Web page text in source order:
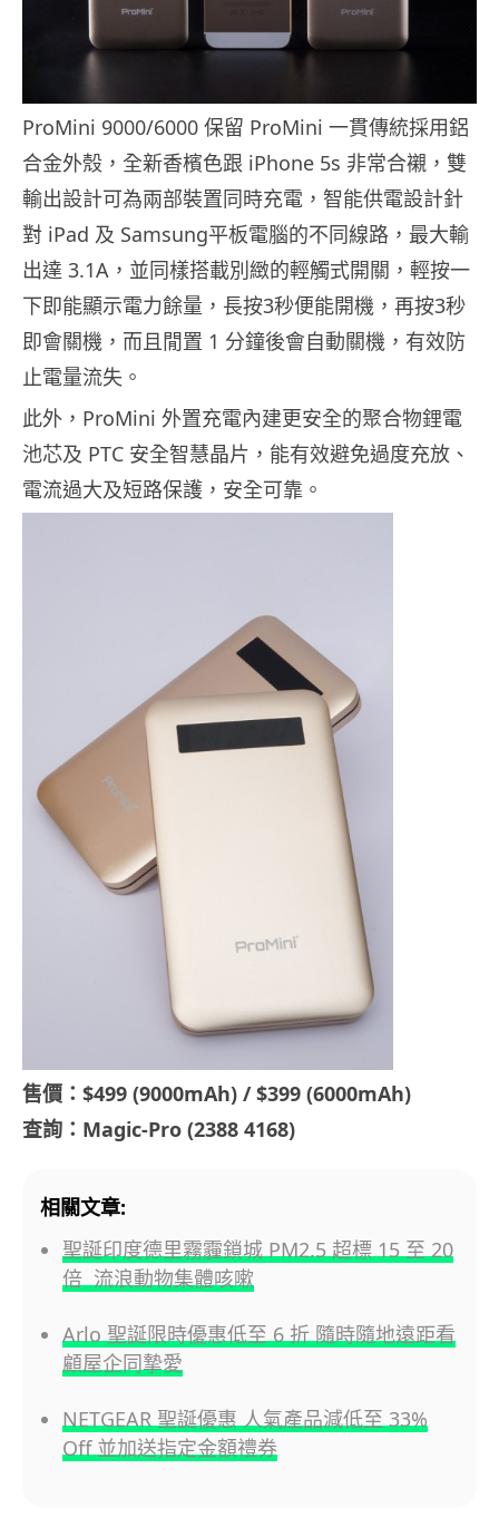
ProMini 9000/6000 保留 ProMini 一貫傳統採用鋁
合金外殼，全新香檳色跟 iPhone 5s 非常合襯，雙
輸出設計可為兩部裝置同時充電，智能供電設計針
對 iPad 及 Samsung平板電腦的不同線路，最大輸
出達 3.1A，並同樣搭載別緻的輕觸式開關，輕按一
下即能顯示電力餘量，長按3秒便能開機，再按3秒
即會關機，而且閒置 1 分鐘後會自動關機，有效防
止電量流失。
此外，ProMini 外置充電內建更安全的聚合物鋰電
池芯及 PTC 安全智慧晶片，能有效避免過度充放、
電流過大及短路保護，安全可靠。
售價：$499 (9000mAh) / $399 (6000mAh)
查詢：Magic-Pro (2388 4168)
相關文章:
聖誕印度德里霧霾鎖城 PM2.5 超標 15 至 20
倍 流浪動物集體咳嗽
Arlo 聖誕限時優惠低至 6 折 隨時隨地遠距看
顧屋企同摯愛
NETGEAR 聖誕優惠 人氣產品減低至 33%
Off 並加送指定金額禮券